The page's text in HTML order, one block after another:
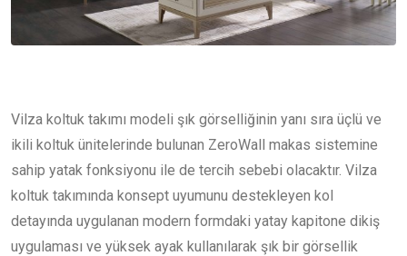
Vilza koltuk takımı modeli şık görselliğinin yanı sıra üçlü ve
ikili koltuk ünitelerinde bulunan ZeroWall makas sistemine
sahip yatak fonksiyonu ile de tercih sebebi olacaktır. Vilza
koltuk takımında konsept uyumunu destekleyen kol
detayında uygulanan modern formdaki yatay kapitone dikiş
uygulaması ve yüksek ayak kullanılarak şık bir görsellik